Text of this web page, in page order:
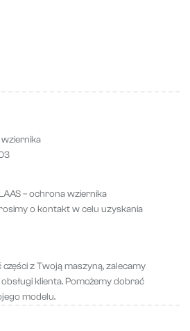
– ochrona wziernika
o kontakt w celu uzyskania
z Twoją maszyną, zalecamy
klienta. Pomożemy dobrać
modelu.